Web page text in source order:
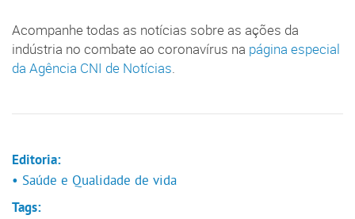
Acompanhe todas as notícias sobre as ações da
indústria no combate ao coronavírus na página especial
da Agência CNI de Notícias.
Editoria:
• Saúde e Qualidade de vida
Tags: